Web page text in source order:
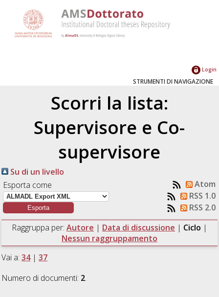
Login
STRUMENTI DI NAVIGAZIONE
Scorri la lista:
Supervisore e Co-
supervisore
Su di un livello
Esporta come
Atom
RSS 1.0
RSS 2.0
Raggruppa per: Autore | Data di discussione | Ciclo |
Nessun raggruppamento
Vai a:34|37
Numero di documenti: 2.